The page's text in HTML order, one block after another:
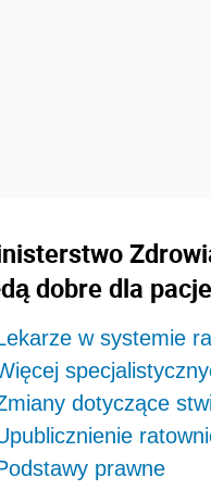
dobre dla
w systemie
dotyczące
prawne